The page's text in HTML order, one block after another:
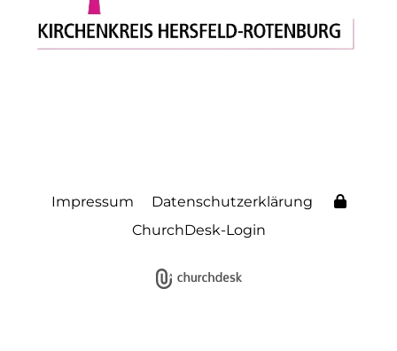
Impressum
Datenschutzerklärung
ChurchDesk-Login